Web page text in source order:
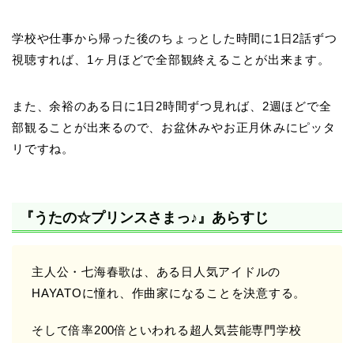
学校や仕事から帰った後のちょっとした時間に1日2話ずつ
視聴すれば、1ヶ月ほどで全部観終えることが出来ます。
また、余裕のある日に1日2時間ずつ見れば、2週ほどで全
部観ることが出来るので、お盆休みやお正月休みにピッタ
リですね。
『うたの☆プリンスさまっ♪』あらすじ
主人公・七海春歌は、ある日人気アイドルの
HAYATOに憧れ、作曲家になることを決意する。
そして倍率200倍といわれる超人気芸能専門学校